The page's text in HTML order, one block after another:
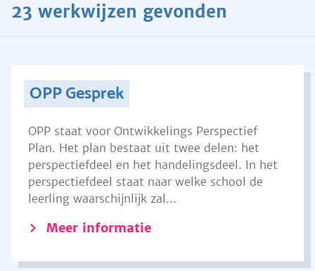
23 werkwijzen gevonden
OPP Gesprek
OPP staat voor Ontwikkelings Perspectief
Plan. Het plan bestaat uit twee delen: het
perspectiefdeel en het handelingsdeel. In het
perspectiefdeel staat naar welke school de
leerling waarschijnlijk zal...
Meer informatie